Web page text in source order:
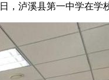
，泸溪县第一中学在